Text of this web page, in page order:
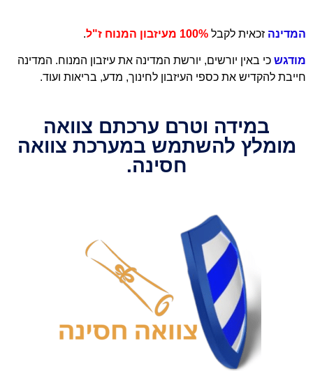
המדינה זכאית לקבל 100% מעיזבון המנוח ז"ל .
מודגש כי באין יורשים, יורשת המדינה את עיזבון המנוח. המדינה
חייבת להקדיש את כספי העיזבון לחינוך, מדע, בריאות ועוד.
במידה וטרם ערכתם צוואה
מומלץ להשתמש במערכת צוואה
חסינה.